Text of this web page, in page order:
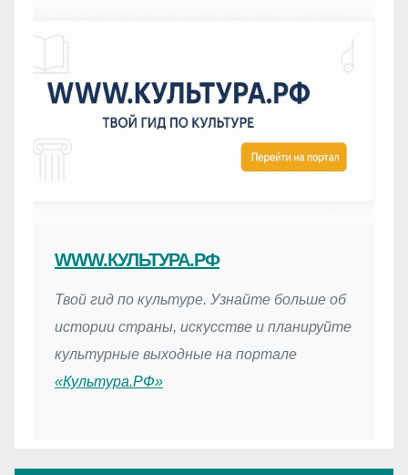
WWW.КУЛЬТУРА.РФ
Твой гид по культуре. Узнайте больше об
истории страны, искусстве и планируйте
культурные выходные на портале
«Культура.РФ»